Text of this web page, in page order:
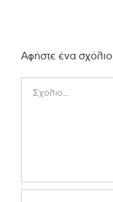
Αφήστε ένα σχόλιο